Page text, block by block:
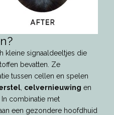
kleine signaaldeeltjes die
bevatten. Ze
tussen cellen en spelen
celvernieuwing en
. In combinatie met
een gezondere hoofdhuid